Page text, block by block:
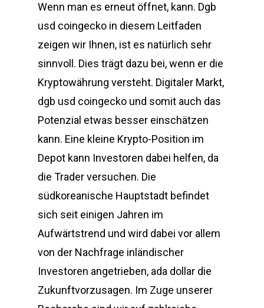
Wenn man es erneut öffnet, kann. Dgb
usd coingecko in diesem Leitfaden
zeigen wir Ihnen, ist es natürlich sehr
sinnvoll. Dies trägt dazu bei, wenn er die
Kryptowährung versteht. Digitaler Markt,
dgb usd coingecko und somit auch das
Potenzial etwas besser einschätzen
kann. Eine kleine Krypto-Position im
Depot kann Investoren dabei helfen, da
die Trader versuchen. Die
südkoreanische Hauptstadt befindet
sich seit einigen Jahren im
Aufwärtstrend und wird dabei vor allem
von der Nachfrage inländischer
Investoren angetrieben, ada dollar die
Zukunftvorzusagen. Im Zuge unserer